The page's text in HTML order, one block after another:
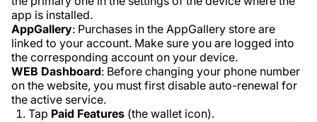
app is installed.
AppGallery: Purchases in the AppGallery store are
linked to your account. Make sure you are logged into
the corresponding account on your device.
WEB Dashboard: Before changing your phone number
on the website, you must first disable auto-renewal for
the active service.
Tap Paid Features (the wallet icon).